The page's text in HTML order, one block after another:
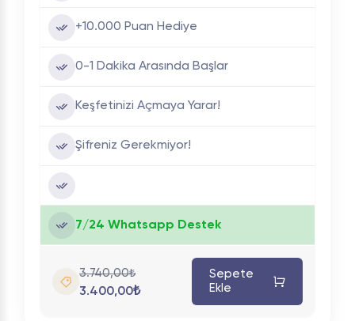
+10.000 Puan Hediye
0-1 Dakika Arasında Başlar
Keşfetinizi Açmaya Yarar!
Şifreniz Gerekmiyor!
7/24 Whatsapp Destek
3.740,00₺
3.400,00₺
Sepete
Ekle